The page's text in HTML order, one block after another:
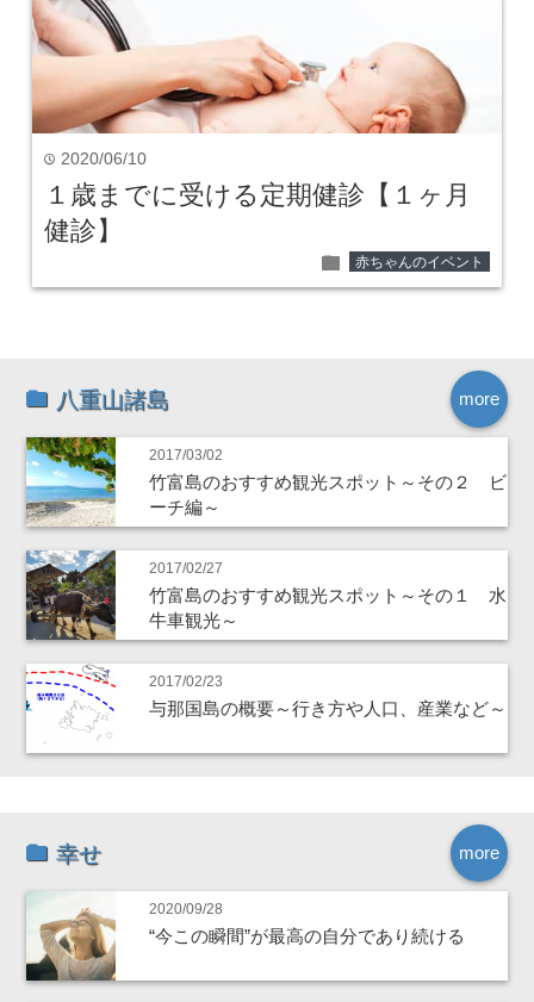
time 2020/06/10
１歳までに受ける定期健診【１ヶ月
健診】
folder 赤ちゃんのイベント
more
八重山諸島
2017/03/02
竹富島のおすすめ観光スポット～その２ ビ
ーチ編～
2017/02/27
竹富島のおすすめ観光スポット～その１ 水
牛車観光～
2017/02/23
与那国島の概要～行き方や人口、産業など～
more
幸せ
2020/09/28
“今この瞬間”が最高の自分であり続ける